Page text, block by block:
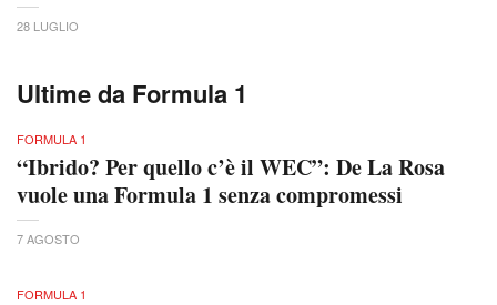
28 LUGLIO
Ultime da Formula 1
FORMULA 1
“Ibrido? Per quello c’è il WEC”: De La Rosa
vuole una Formula 1 senza compromessi
7 AGOSTO
FORMULA 1